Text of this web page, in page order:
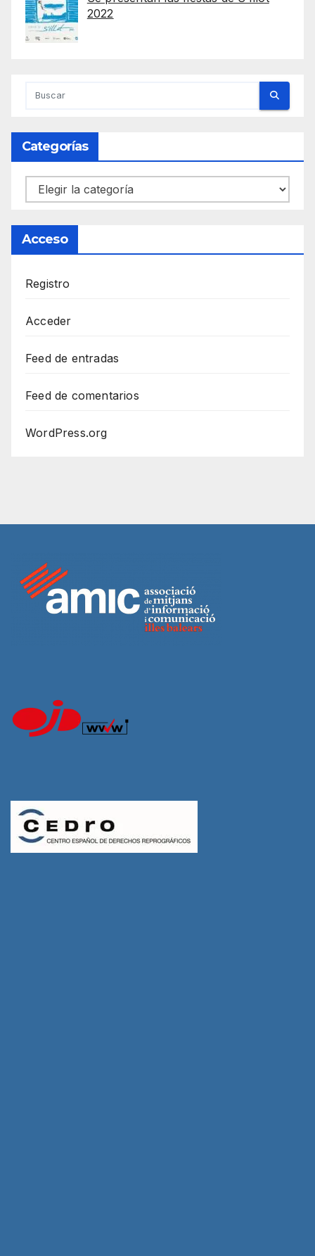
2022
Categorías
Categorías
Acceso
Registro
Acceder
Feed de entradas
Feed de comentarios
WordPress.org